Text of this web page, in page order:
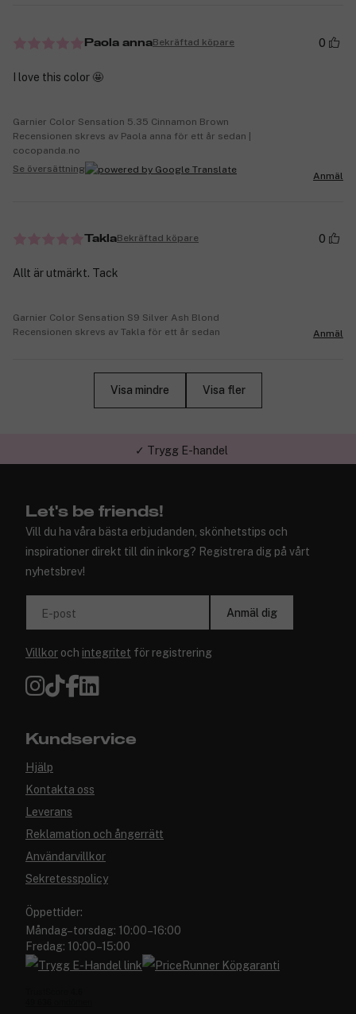
Paola annaBekräftad köpare 0
I love this color 🤩
Garnier Color Sensation 5.35 Cinnamon Brown
Recensionen skrevs av Paola anna för ett år sedan |
cocopanda.no
Se översättning
Anmäl
TaklaBekräftad köpare 0
Allt är utmärkt. Tack
Garnier Color Sensation S9 Silver Ash Blond
Recensionen skrevs av Takla för ett år sedan
Anmäl
Visa mindre Visa fler
✓ Trygg E-handel
Let's be friends!
Vill du ha våra bästa erbjudanden, skönhetstips och
inspirationer direkt till din inkorg? Registrera dig på vårt
nyhetsbrev!
E-post Anmäl dig
Villkor och integritet för registrering
Kundservice
Hjälp
Kontakta oss
Leverans
Reklamation och ångerrätt
Användarvillkor
Sekretesspolicy
Öppettider:
Måndag–torsdag: 10:00–16:00
Fredag: 10:00–15:00